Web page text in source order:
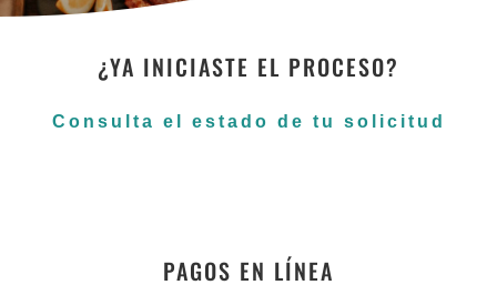
¿YA INICIASTE EL PROCESO?
Consulta el estado de tu solicitud
PAGOS EN LÍNEA